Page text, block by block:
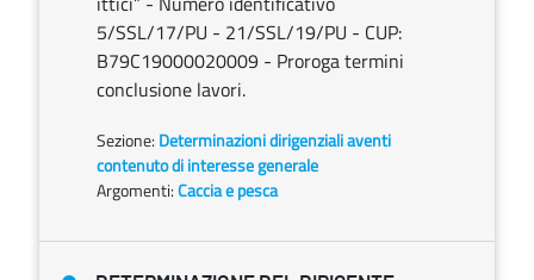
5/SSL/17/PU - 21/SSL/19/PU - CUP:
B79C19000020009 - Proroga termini
conclusione lavori.
Sezione: Determinazioni dirigenziali aventi
contenuto di interesse generale
Argomenti:Caccia e pesca